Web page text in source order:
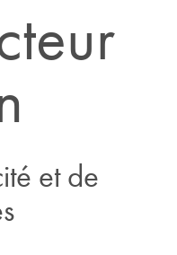
et de